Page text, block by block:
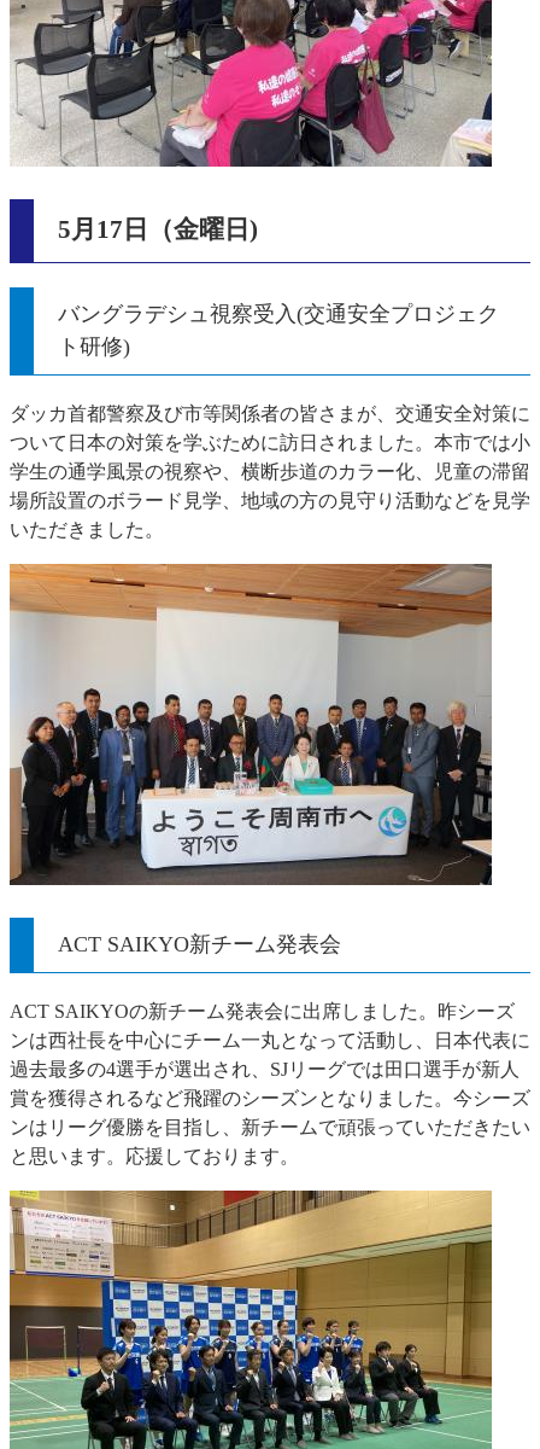
5月17日（金曜日)
バングラデシュ視察受入(交通安全プロジェク
ト研修)
ダッカ首都警察及び市等関係者の皆さまが、交通安全対策に
ついて日本の対策を学ぶために訪日されました。本市では小
学生の通学風景の視察や、横断歩道のカラー化、児童の滞留
場所設置のボラード見学、地域の方の見守り活動などを見学
いただきました。
ACT SAIKYO新チーム発表会
ACT SAIKYOの新チーム発表会に出席しました。昨シーズ
ンは西社長を中心にチーム一丸となって活動し、日本代表に
過去最多の4選手が選出され、SJリーグでは田口選手が新人
賞を獲得されるなど飛躍のシーズンとなりました。今シーズ
ンはリーグ優勝を目指し、新チームで頑張っていただきたい
と思います。応援しております。